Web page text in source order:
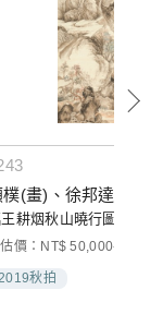
樸(畫)、徐邦達(題)
耕烟秋山曉行圖
價：NT$ 50,000-80,000
秋拍